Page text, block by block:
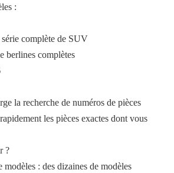
:
complète de SUV
berlines complètes
la recherche de numéros de pièces
les pièces exactes dont vous
?
modèles : des dizaines de modèles